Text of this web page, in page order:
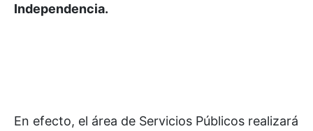
Independencia.
En efecto, el área de Servicios Públicos realizará